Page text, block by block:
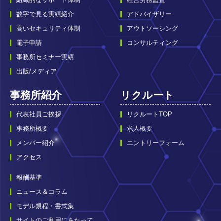
数字で見る実績紹介
高いセキュリティ体制
電子申請
事務所セミナー実績
出版/メディア
アドバイザリー
アウトソーシング
コンサルティング
事務所紹介
代表社員ご挨拶
事務所概要
メンバー紹介
アクセス
リクルート
リクルートTOP
求人概要
エントリーフォーム
報酬基準
ニュース＆コラム
モデル規程・書式集